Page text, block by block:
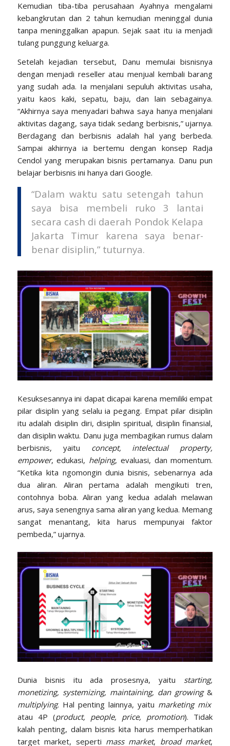
Kemudian tiba-tiba perusahaan Ayahnya mengalami
kebangkrutan dan 2 tahun kemudian meninggal dunia
tanpa meninggalkan apapun. Sejak saat itu ia menjadi
tulang punggung keluarga.
Setelah kejadian tersebut, Danu memulai bisnisnya
dengan menjadi reseller atau menjual kembali barang
yang sudah ada. Ia menjalani sepuluh aktivitas usaha,
yaitu kaos kaki, sepatu, baju, dan lain sebagainya.
“Akhirnya saya menyadari bahwa saya hanya menjalani
aktivitas dagang, saya tidak sedang berbisnis,” ujarnya.
Berdagang dan berbisnis adalah hal yang berbeda.
Sampai akhirnya ia bertemu dengan konsep Radja
Cendol yang merupakan bisnis pertamanya. Danu pun
belajar berbisnis ini hanya dari Google.
“Dalam waktu satu setengah tahun
saya bisa membeli ruko 3 lantai
secara cash di daerah Pondok Kelapa
Jakarta Timur karena saya benar-
benar disiplin,” tuturnya.
Kesuksesannya ini dapat dicapai karena memiliki empat
pilar disiplin yang selalu ia pegang. Empat pilar disiplin
itu adalah disiplin diri, disiplin spiritual, disiplin finansial,
dan disiplin waktu. Danu juga membagikan rumus dalam
berbisnis, yaitu concept, intelectual property,
empower, edukasi, helping, evaluasi, dan momentum.
“Ketika kita ngomongin dunia bisnis, sebenarnya ada
dua aliran. Aliran pertama adalah mengikuti tren,
contohnya boba. Aliran yang kedua adalah melawan
arus, saya senengnya sama aliran yang kedua. Memang
sangat menantang, kita harus mempunyai faktor
pembeda,” ujarnya.
Dunia bisnis itu ada prosesnya, yaitu starting,
monetizing, systemizing, maintaining, dan growing&
multiplying. Hal penting lainnya, yaitu marketing mix
atau 4P (product, people, price, promotion). Tidak
kalah penting, dalam bisnis kita harus memperhatikan
target market, seperti mass market, broad market,